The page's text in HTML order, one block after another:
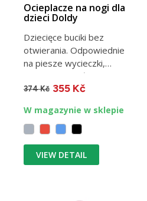
Ocieplacze na nogi dla
dzieci Doldy
Dziecięce buciki bez
otwierania. Odpowiednie
na piesze wycieczki,
mokrą trawę i śnieg....
374 Kč 355 Kč
W magazynie w sklepie
VIEW DETAIL